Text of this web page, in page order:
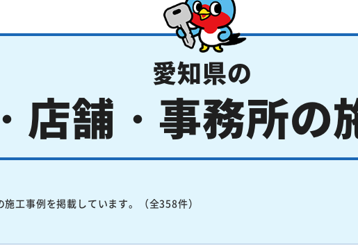
愛知県の
店舗・事務所の
工事例を掲載しています。（全358件）